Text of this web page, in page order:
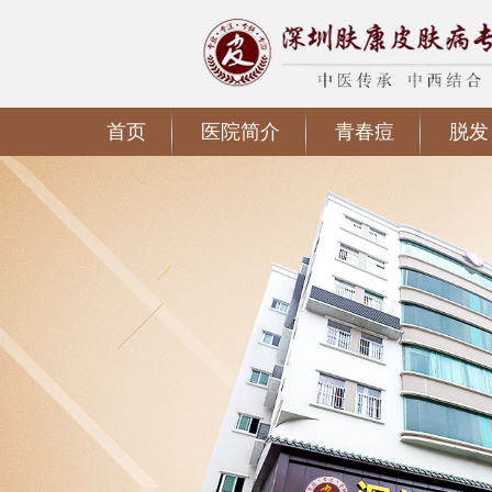
首页 医院简介 青春痘 脱发